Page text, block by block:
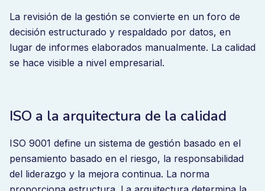
La revisión de la gestión se convierte en un foro de
decisión estructurado y respaldado por datos, en
lugar de informes elaborados manualmente. La calidad
se hace visible a nivel empresarial.
ISO a la arquitectura de la calidad
ISO 9001 define un sistema de gestión basado en el
pensamiento basado en el riesgo, la responsabilidad
del liderazgo y la mejora continua. La norma